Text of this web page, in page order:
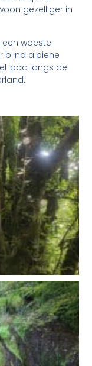
gezelliger in
woeste
bijna alpiene
pad langs de